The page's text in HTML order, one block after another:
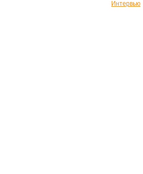
Интервью